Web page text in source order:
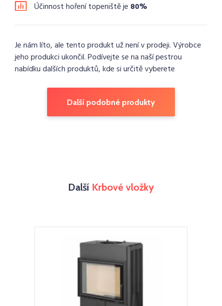
Účinnost hoření topeniště je 80%
Je nám líto, ale tento produkt už není v prodeji. Výrobce
jeho produkci ukončil. Podívejte se na naší pestrou
nabídku dalších produktů, kde si určitě vyberete
Další podobné produkty
Další Krbové vložky